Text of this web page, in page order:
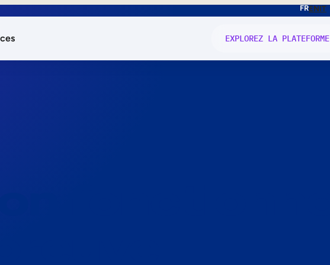
FRENIT
EXPLOREZ LA PLATEFORME